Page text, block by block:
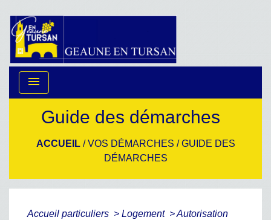
menu
Guide des démarches
ACCUEIL/VOS DÉMARCHES /GUIDE DES
DÉMARCHES
Accueil particuliers > Logement >Autorisation